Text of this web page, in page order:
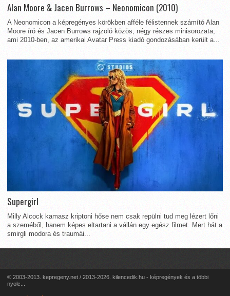
Alan Moore & Jacen Burrows – Neonomicon (2010)
A Neonomicon a képregényes körökben afféle félistennek számító Alan
Moore író és Jacen Burrows rajzoló közös, négy részes minisorozata,
ami 2010-ben, az amerikai Avatar Press kiadó gondozásában került a...
Supergirl
Milly Alcock kamasz kriptoni hőse nem csak repülni tud meg lézert lőni
a szeméből, hanem képes eltartani a vállán egy egész filmet. Mert hát a
smirgli modora és traumái...
© 2003-2013. kepregeny.net / 2013-2026. kilencedik.hu - képregények és a többi
nyolc...